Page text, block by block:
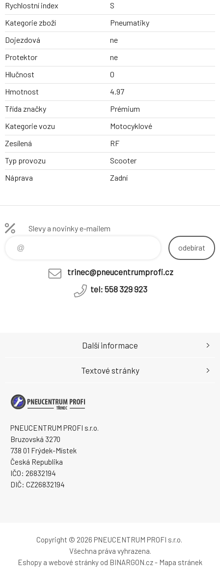
Rychlostní index
S
Kategorie zboží
Pneumatiky
Dojezdová
ne
Protektor
ne
Hlučnost
0
Hmotnost
4.97
Třída značky
Prémium
Kategorie vozu
Motocyklové
Zesílená
RF
Typ provozu
Scooter
Náprava
Zadní
Slevy a novinky e-mailem
odebírat
trinec@pneucentrumprofi.cz
tel: 558 329 923
PNEUCENTRUM PROFI s.r.o.
Bruzovská 3270
738 01 Frýdek-Místek
Česká Republika
IČO: 26832194
DIČ: CZ26832194
Další informace
Textové stránky
Copyright © 2026 PNEUCENTRUM PROFI s.r.o.
Všechna práva vyhrazena.
Eshopy a webové stránky od BINARGON.cz- Mapa stránek